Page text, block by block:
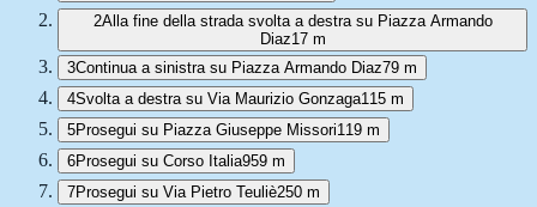
2Alla fine della strada svolta a destra su Piazza Armando
Diaz17 m
3Continua a sinistra su Piazza Armando Diaz79 m
4Svolta a destra su Via Maurizio Gonzaga115 m
5Prosegui su Piazza Giuseppe Missori119 m
6Prosegui su Corso Italia959 m
7Prosegui su Via Pietro Teuliè250 m